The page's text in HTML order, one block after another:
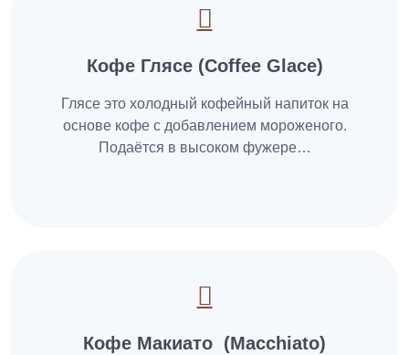
Кофе Глясе (Coffee Glace)
Глясе это холодный кофейный напиток на
основе кофе с добавлением мороженого.
Подаётся в высоком фужере…
Кофе Макиато (Macchiato)